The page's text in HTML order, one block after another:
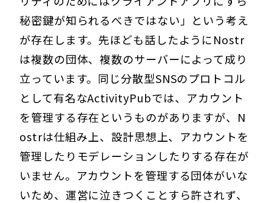
秘密鍵が知られるべきではない」という考え
が存在します。先ほども話したようにNostr
は複数の団体、複数のサーバーによって成り
立っています。同じ分散型SNSのプロトコル
として有名なActivityPubでは、アカウント
を管理する存在というものがありますが、N
ostrは仕組み上、設計思想上、アカウントを
管理したりモデレーションしたりする存在が
いません。アカウントを管理する団体がいな
いため、運営に泣きつくことすら許されず、